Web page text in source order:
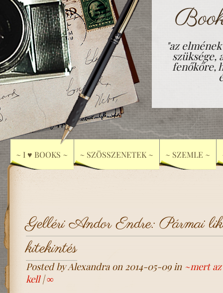
"az
szüksége,
fenőkőre,
~ I ♥ BOOKS ~ ~ SZÖSSZENETEK ~ ~ SZEMLE ~
Gelléri Andor Endre: Pármai
kitekintés
Posted by Alexandra on 2014-05-09 in ~mert
kell|∞